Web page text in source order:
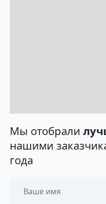
Мы отобрали
нашими
года